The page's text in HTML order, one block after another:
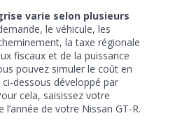
varie selon plusieurs
le véhicule, les
la taxe régionale
fiscaux et de la puissance
pouvez simuler le coût en
dessous développé par
cela, saisissez votre
de votre Nissan GT-R.